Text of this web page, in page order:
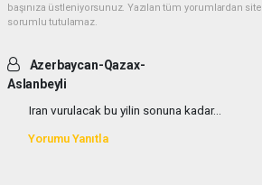
başınıza üstleniyorsunuz. Yazılan tüm yorumlardan
sorumlu tutulamaz.
Azerbaycan-Qazax-
Aslanbeyli
Iran vurulacak bu yilin sonuna kadar...
Yorumu Yanıtla